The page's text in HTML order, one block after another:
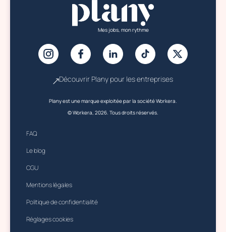
Mes jobs, mon rythme
Découvrir Plany pour les entreprises
Plany est une marque exploitée par la société Workera.
© Workera, 2026. Tous droits réservés.
FAQ
Le blog
CGU
Mentions légales
Politique de confidentialité
Réglages cookies